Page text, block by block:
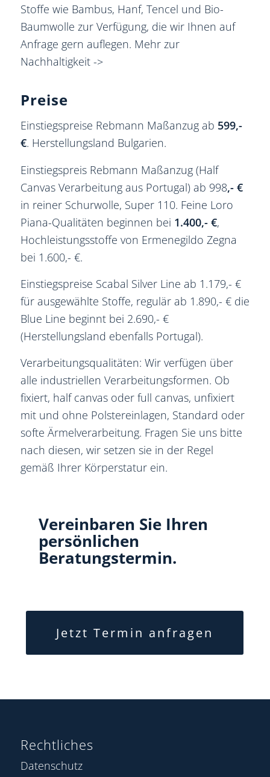
Stoffe wie Bambus, Hanf, Tencel und Bio-
Baumwolle zur Verfügung, die wir Ihnen auf
Anfrage gern auflegen. Mehr zur
Nachhaltigkeit ->
Preise
Einstiegspreise Rebmann Maßanzug ab 599,-
€. Herstellungsland Bulgarien.
Einstiegspreis Rebmann Maßanzug (Half
Canvas Verarbeitung aus Portugal) ab 998,- €
in reiner Schurwolle, Super 110. Feine Loro
Piana-Qualitäten beginnen bei 1.400,- €,
Hochleistungsstoffe von Ermenegildo Zegna
bei 1.600,- €.
Einstiegspreise Scabal Silver Line ab 1.179,- €
für ausgewählte Stoffe, regulär ab 1.890,- € die
Blue Line beginnt bei 2.690,- €
(Herstellungsland ebenfalls Portugal).
Verarbeitungsqualitäten: Wir verfügen über
alle industriellen Verarbeitungsformen. Ob
fixiert, half canvas oder full canvas, unfixiert
mit und ohne Polstereinlagen, Standard oder
softe Ärmelverarbeitung. Fragen Sie uns bitte
nach diesen, wir setzen sie in der Regel
gemäß Ihrer Körperstatur ein.
Vereinbaren Sie Ihren
persönlichen
Beratungstermin.
Jetzt Termin anfragen
Rechtliches
Datenschutz